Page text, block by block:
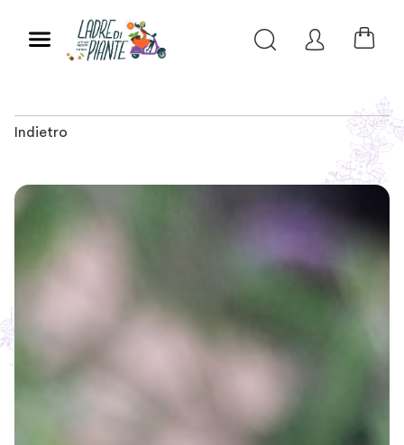
Indietro
Slide 1 of 3